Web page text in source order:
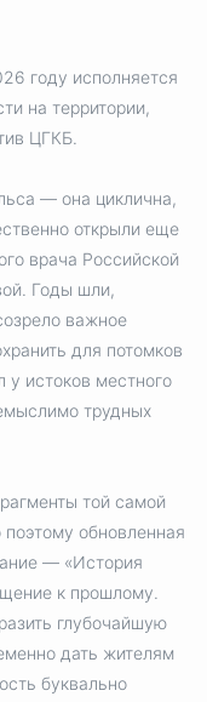
организации
году исполняется
на территории,
ЦГКБ.
— она циклична,
открыли еще
врача Российской
Годы шли,
важное
для потомков
у истоков местного
трудных
той самой
обновленная
— «История
к прошлому.
глубочайшую
дать жителям
буквально